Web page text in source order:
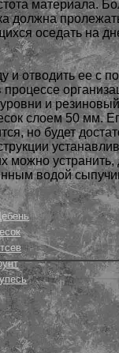
материала.
должна
оседать на
отводить ее с
и
слоем 50 мм.
но будет
можно устранить,
водой